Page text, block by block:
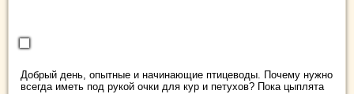
Добрый день, опытные и начинающие птицеводы. Почему нужно
всегда иметь под рукой очки для кур и петухов? Пока цыплята